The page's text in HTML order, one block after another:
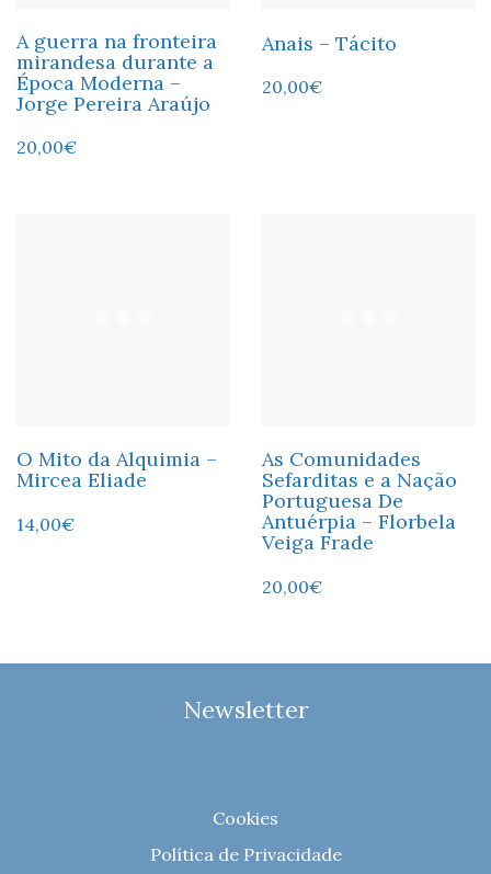
A guerra na fronteira
mirandesa durante a
Época Moderna –
Jorge Pereira Araújo
20,00€
Anais – Tácito
20,00€
O Mito da Alquimia –
Mircea Eliade
14,00€
As Comunidades
Sefarditas e a Nação
Portuguesa De
Antuérpia – Florbela
Veiga Frade
20,00€
Newsletter
Cookies
Política de Privacidade